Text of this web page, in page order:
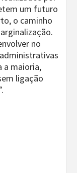
um futuro
o caminho
no
a maioria,
ligação